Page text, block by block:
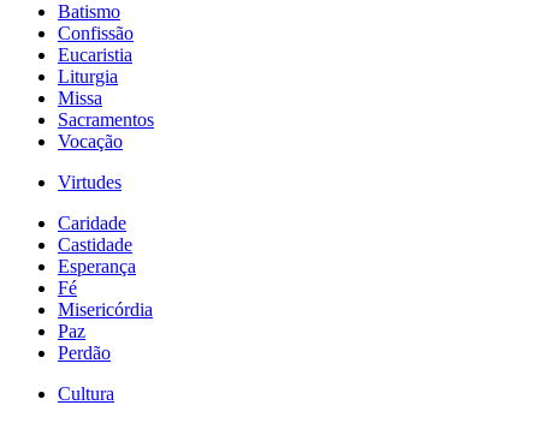
Batismo
Confissão
Eucaristia
Liturgia
Missa
Sacramentos
Vocação
Virtudes
Caridade
Castidade
Esperança
Fé
Misericórdia
Paz
Perdão
Cultura